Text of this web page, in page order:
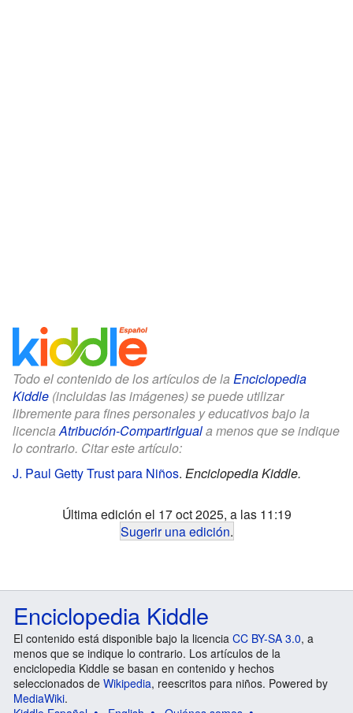
Todo el contenido de los artículos de la Enciclopedia
Kiddle (incluidas las imágenes) se puede utilizar
libremente para fines personales y educativos bajo la
licenciaAtribución-CompartirIguala menos que se indique
lo contrario. Citar este artículo:
J. Paul Getty Trust para Niños. Enciclopedia Kiddle.
Última edición el 17 oct 2025, a las 11:19
Sugerir una edición.
Enciclopedia Kiddle
El contenido está disponible bajo la licencia CC BY-SA 3.0, a
menos que se indique lo contrario. Los artículos de la
enciclopedia Kiddle se basan en contenido y hechos
seleccionados de Wikipedia, reescritos para niños. Powered by
MediaWiki.